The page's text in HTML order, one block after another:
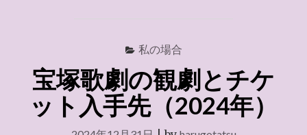
私の場合
宝塚歌劇の観劇とチケ
ット入手先（2024年）